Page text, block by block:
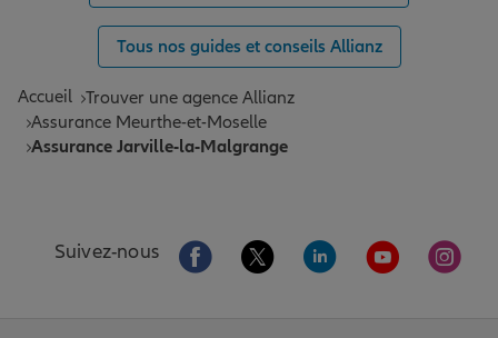
Tous nos guides et conseils Allianz
Accueil Trouver une agence Allianz
Assurance Meurthe-et-Moselle
Assurance Jarville-la-Malgrange
Suivez-nous Aller sur la page Facebook de Allianz
Aller sur la page Twitter de
Aller sur la page
Aller sur la
Aller